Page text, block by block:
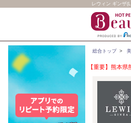
レウィン ギンザ
総合トップ>
【重要】熊本